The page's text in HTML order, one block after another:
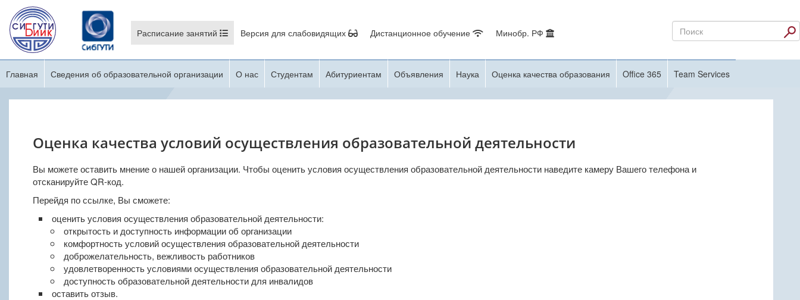
Расписание занятий Версия для слабовидящих Дистанционное обучение Минобр. РФ
Главная Сведения об образовательной организации О нас Студентам Абитуриентам Объявления Наука Оценка качества образования Office 365 Team Services
Оценка качества условий осуществления образовательной деятельности
Вы можете оставить мнение о нашей организации. Чтобы оценить условия осуществления образовательной деятельности наведите камеру Вашего телефона и
отсканируйте QR-код.
Перейдя по ссылке, Вы сможете:
оценить условия осуществления образовательной деятельности:
открытость и доступность информации об организации
комфортность условий осуществления образовательной деятельности
доброжелательность, вежливость работников
удовлетворенность условиями осуществления образовательной деятельности
доступность образовательной деятельности для инвалидов
оставить отзыв.